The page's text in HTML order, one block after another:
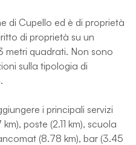
di Cupello ed è di proprietà
di proprietà su un
metri quadrati. Non sono
sulla tipologia di
i principali servizi
poste (2.11 km), scuola
(8.78 km), bar (3.45